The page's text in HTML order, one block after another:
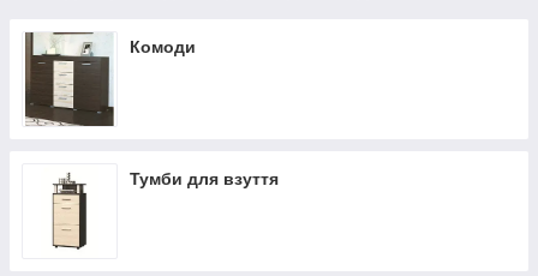
Комоди
Тумби для взуття